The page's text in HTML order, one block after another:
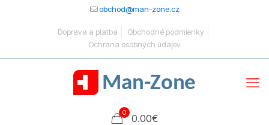
obchod@man-zone.cz
Doprava a platba
Obchodné podmienky
Ochrana osobných údajov
0 0.00€